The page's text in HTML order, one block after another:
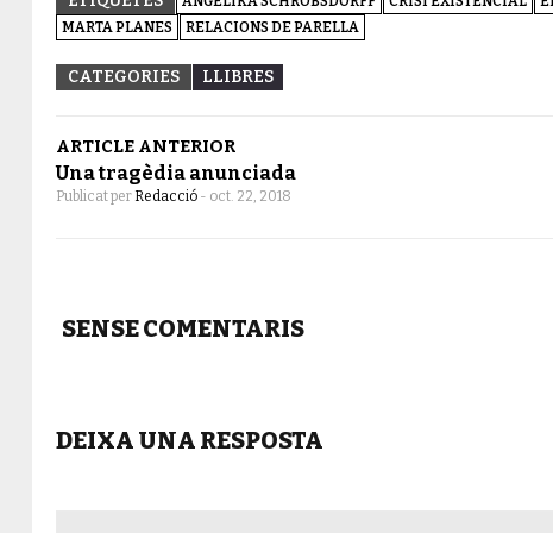
MARTA PLANES
RELACIONS DE PARELLA
CATEGORIES LLIBRES
ARTICLE ANTERIOR
Una tragèdia anunciada
Publicat per Redacció - oct. 22, 2018
SENSE COMENTARIS
DEIXA UNA RESPOSTA